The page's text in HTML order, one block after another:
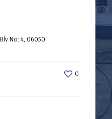
No: 4, 06050
0